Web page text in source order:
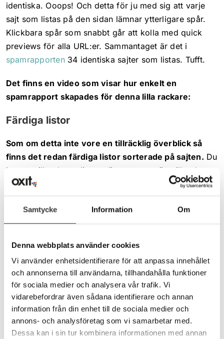
Samtycke Information Om
Denna webbplats använder cookies
Vi använder enhetsidentifierare för att anpassa innehållet
och annonserna till användarna, tillhandahålla funktioner
för sociala medier och analysera vår trafik. Vi
vidarebefordrar även sådana identifierare och annan
information från din enhet till de sociala medier och
annons- och analysföretag som vi samarbetar med.
Dessa kan i sin tur kombinera informationen med annan
identiska. Ooops! Och detta för ju med sig att varje
sajt som listas på den sidan lämnar ytterligare spår.
Klickbara spår som snabbt går att kolla med quick
previews för alla URL:er. Sammantaget är det i
spamrapporten34 identiska sajter som listas. Tufft.
Det finns en video som visar hur enkelt en
spamrapport skapades för denna lilla rackare:
Färdiga listor
Som om detta inte vore en tillräcklig överblick så
finns det redan färdiga listor sorterade på sajten. Du
kan se vilka de vanligaste ägarnamnen är, vilka de
vanligaste skapandedatumen är, vilka de senaste
webbplatserna är som hittats vid en sökning och vilka
de vanligaste ip-numren samt C-klasser är och annat.
Googles ärenden med Lånesnoken så är det ändå
ett klart intressant programsom faktiskt visar
samma saker som Google också relativt enkelt skulle
kunna kolla upp. Syns du väl i snoken så kan du nog
utgå ifrån att Google så småningom också kommer att
elda upp din webbplats. Du kan faktiskt ha
användning av snoken – och det är att utgå från den